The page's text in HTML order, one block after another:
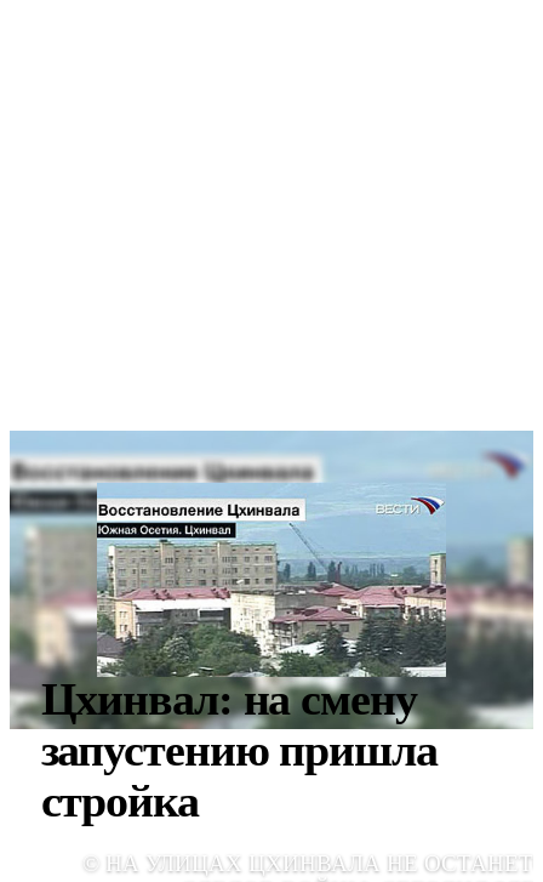
Цхинвал: на смену
запустению пришла
стройка
© НА УЛИЦАХ ЦХИНВАЛА НЕ